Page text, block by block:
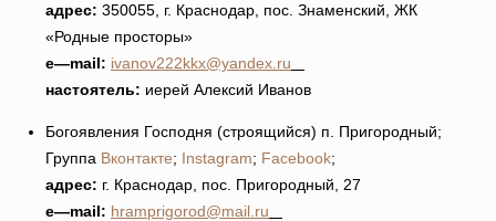
адрес: 350055, г. Краснодар, пос. Знаменский, ЖК
«Родные просторы»
e—mail: ivanov222kkx@yandex.ru
настоятель: иерей Алексий Иванов
Богоявления Господня (строящийся) п. Пригородный;
Группа Вконтакте; Instagram; Facebook;
адрес: г. Краснодар, пос. Пригородный, 27
e—mail: hramprigorod@mail.ru